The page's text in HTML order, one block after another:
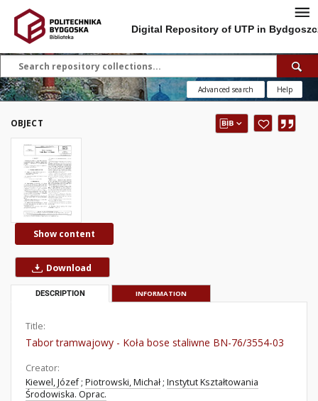
Digital Repository of UTP in
Advanced search Help
OBJECT
Show content
Download
DESCRIPTION INFORMATION
Title:
Tabor tramwajowy - Koła bose staliwne BN-76/3554-03
Creator:
Kiewel, Józef ; Piotrowski, Michał ; Instytut Kształtowania
Środowiska. Oprac.